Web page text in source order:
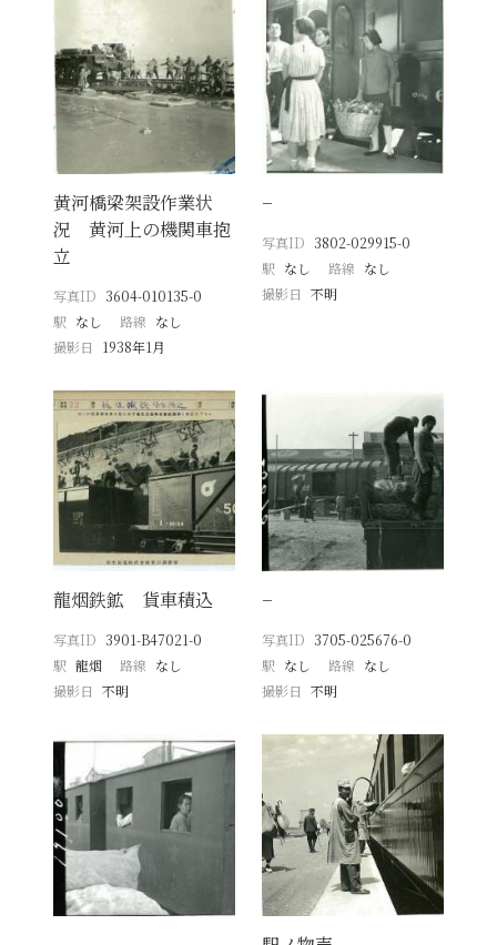
黄河橋梁架設作業状
況 黄河上の機関車抱
立
写真ID 3604-010135-0
駅 なし 路線 なし
撮影日
1938年1月
−
写真ID 3802-029915-0
駅 なし 路線 なし
撮影日 不明
龍烟鉄鉱 貨車積込
写真ID 3901-B47021-0
駅 龍烟 路線 なし
撮影日
不明
−
写真ID 3705-025676-0
駅 なし 路線 なし
撮影日 不明